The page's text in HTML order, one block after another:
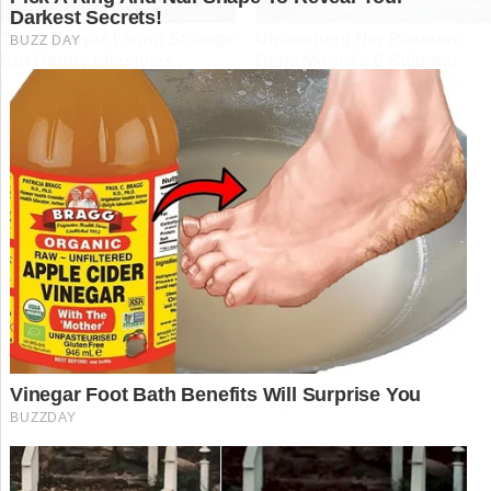
Bisnaguinha de padaria
super fofinha e prática,
para alegrar a hora do
lanche das crianças
11/07/2026 PorReceitas Salgadas
Que tal surpreender seus convidados em um